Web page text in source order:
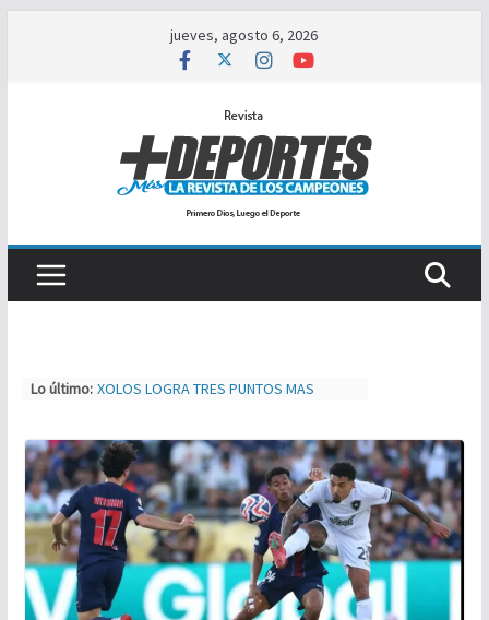
jueves, agosto 6, 2026
Lo último: XOLOS LOGRA TRES PUNTOS MAS
TIJUAS TEAM ENTRENA Y AJUSTA PARA
MXL
NUEVA ERA MAGFED SE CORONA EN
TORNEO DE PAINTBALL
BOXEO INTERNACIONAL